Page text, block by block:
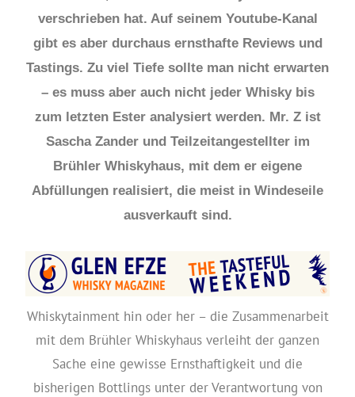
verschrieben hat. Auf seinem Youtube-Kanal
gibt es aber durchaus ernsthafte Reviews und
Tastings. Zu viel Tiefe sollte man nicht erwarten
– es muss aber auch nicht jeder Whisky bis
zum letzten Ester analysiert werden. Mr. Z ist
Sascha Zander und Teilzeitangestellter im
Brühler Whiskyhaus, mit dem er eigene
Abfüllungen realisiert, die meist in Windeseile
ausverkauft sind.
Whiskytainment hin oder her – die Zusammenarbeit
mit dem Brühler Whiskyhaus verleiht der ganzen
Sache eine gewisse Ernsthaftigkeit und die
bisherigen Bottlings unter der Verantwortung von